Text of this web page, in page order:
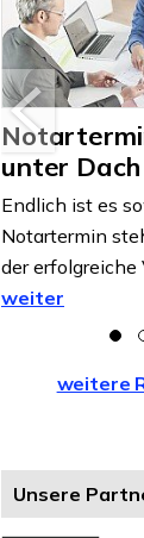
unter
Endlich ist es
Notartermin
der erfolgreiche
weiter
weitere
Unsere